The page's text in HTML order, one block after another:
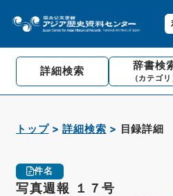
詳細検索 辞書検
（カテゴリ
トップ 詳細検索 目録詳細
件名
写真週報 １７号